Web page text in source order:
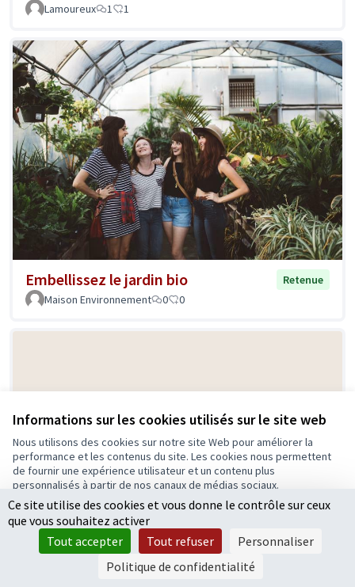
Informations sur les cookies utilisés sur le site web
Nous utilisons des cookies sur notre site Web pour améliorer la
performance et les contenus du site. Les cookies nous permettent
de fournir une expérience utilisateur et un contenu plus
personnalisés à partir de nos canaux de médias sociaux.
Tout accepter
Accepter seulement les cookies essentiels
Paramètres
Lamoureux 1 1
Embellissez le jardin bio
Retenue
Maison Environnement
0 0
Journée Portes Ouvertes Habitat
participatif
Flo 0 7
Ce site utilise des cookies et vous donne le contrôle sur ceux
que vous souhaitez activer
Tout accepter
Tout refuser
Personnaliser
Politique de confidentialité